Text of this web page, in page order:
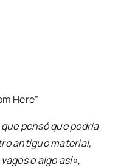
Here”
pensó que podría
antiguo material,
o algo así»,